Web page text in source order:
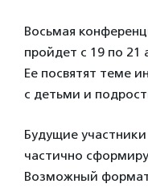
Восьмая
пройдет с 19 по 21
Ее посвятят теме
с детьми и
Будущие
частично
Возможный